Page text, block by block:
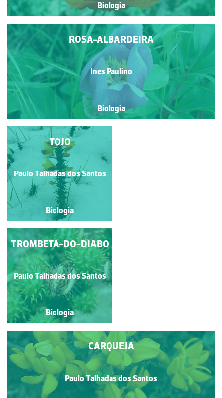
Biologia
ROSA-ALBARDEIRA
Ines Paulino
Biologia
BACILA; FUNCHO-DO-
MAR; FUNCHO-
MARINHO; FUNCHO-
MARÍTIMO;
PERREXIL-DO-MAR
Paulo Talhadas dos Santos
Biologia
TOJO
Paulo Talhadas dos Santos
Biologia
COUVE-MARINHA
Paulo Talhadas dos Santos
Biologia
TROMBETA-DO-DIABO
Paulo Talhadas dos Santos
Biologia
CARQUEJA
Paulo Talhadas dos Santos